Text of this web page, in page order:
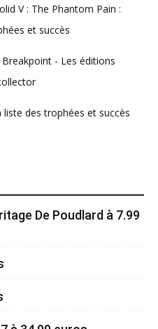
V : The Phantom Pain :
et succès
- Les éditions
liste des trophées et succès
De Poudlard à 7.99